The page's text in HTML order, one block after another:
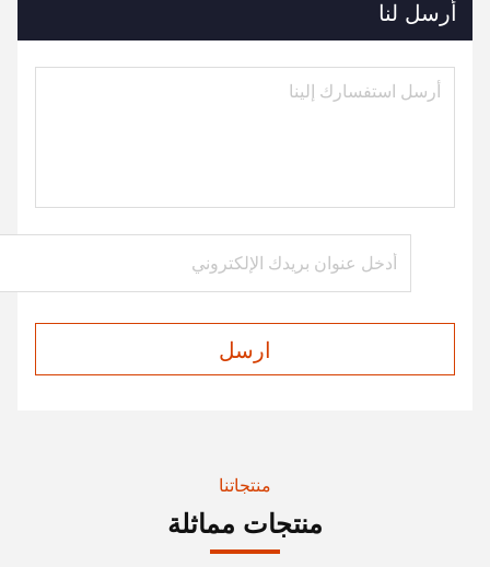
أرسل لنا
ارسل
منتجاتنا
منتجات مماثلة